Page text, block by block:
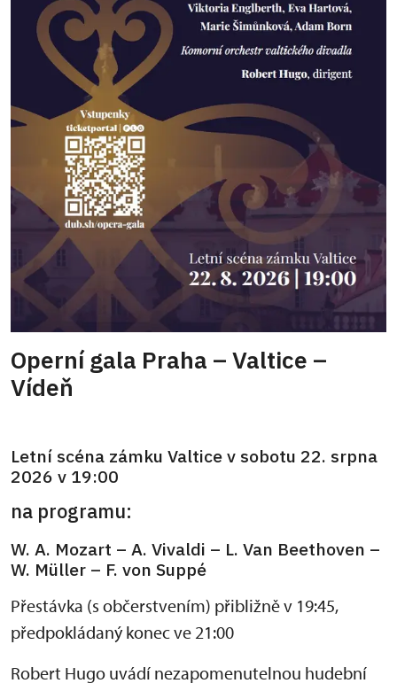
Operní gala Praha – Valtice –
Vídeň
Letní scéna zámku Valtice v sobotu 22. srpna
2026 v 19:00
na programu:
W. A. Mozart – A. Vivaldi – L. Van Beethoven –
W. Müller – F. von Suppé
Přestávka (s občerstvením) přibližně v 19:45,
předpokládaný konec ve 21:00
Robert Hugo uvádí nezapomenutelnou hudební